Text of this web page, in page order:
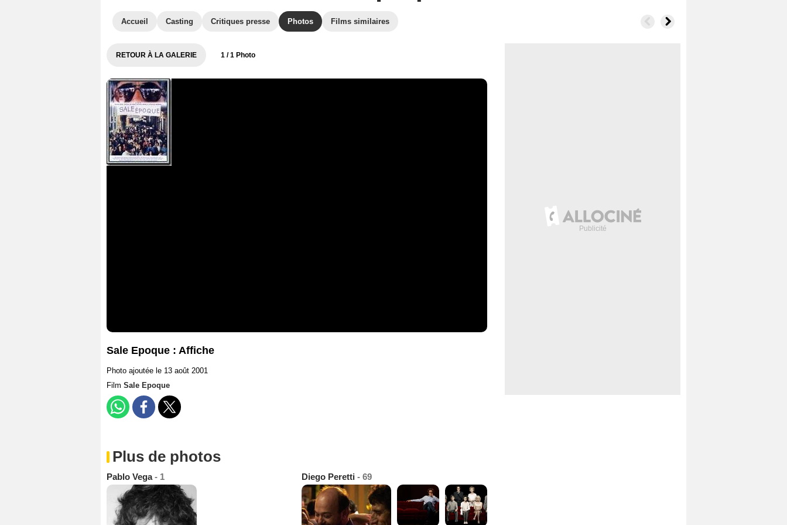
Accueil Casting Critiques presse Photos Films similaires
RETOUR À LA GALERIE 1 / 1 Photo
Sale Epoque : Affiche
Photo ajoutée le 13 août 2001
Film Sale Epoque
Plus de photos
Pablo Vega- 1 Diego Peretti - 69